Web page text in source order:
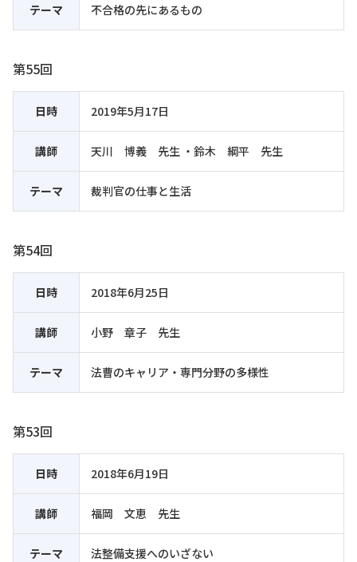
テーマ 不合格の先にあるもの
第55回
日時 2019年5月17日
講師 天川 博義 先生 ・鈴木 綱平 先生
テーマ 裁判官の仕事と生活
第54回
日時 2018年6月25日
講師 小野 章子 先生
テーマ 法曹のキャリア・専門分野の多様性
第53回
日時 2018年6月19日
講師 福岡 文恵 先生
テーマ 法整備支援へのいざない